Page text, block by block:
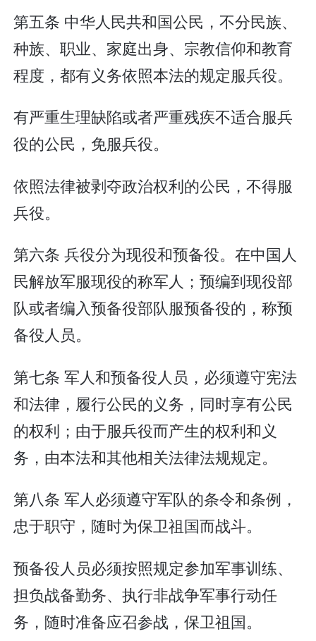
第五条 中华人民共和国公民，不分民族、
种族、职业、家庭出身、宗教信仰和教育
程度，都有义务依照本法的规定服兵役。
有严重生理缺陷或者严重残疾不适合服兵
役的公民，免服兵役。
依照法律被剥夺政治权利的公民，不得服
兵役。
第六条 兵役分为现役和预备役。在中国人
民解放军服现役的称军人；预编到现役部
队或者编入预备役部队服预备役的，称预
备役人员。
第七条 军人和预备役人员，必须遵守宪法
和法律，履行公民的义务，同时享有公民
的权利；由于服兵役而产生的权利和义
务，由本法和其他相关法律法规规定。
第八条 军人必须遵守军队的条令和条例，
忠于职守，随时为保卫祖国而战斗。
预备役人员必须按照规定参加军事训练、
担负战备勤务、执行非战争军事行动任
务，随时准备应召参战，保卫祖国。